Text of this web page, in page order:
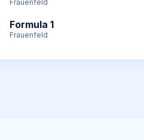
Frauenfeld
Formula 1
Frauenfeld